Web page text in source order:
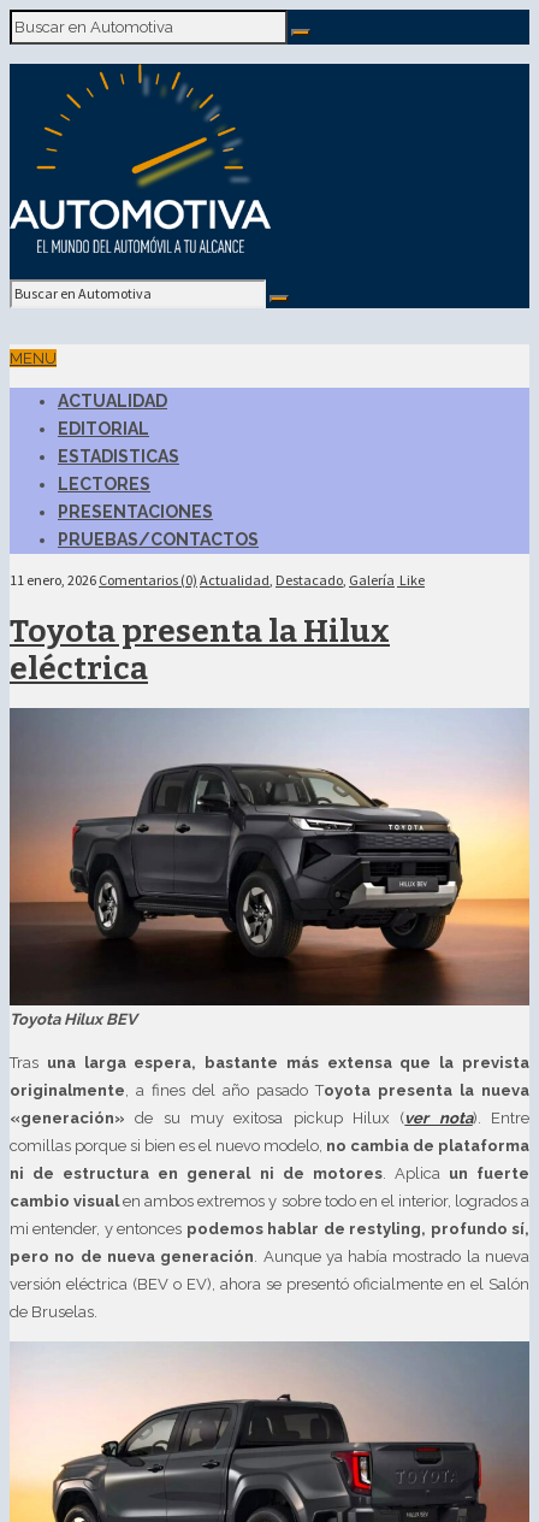
MENU
ACTUALIDAD
EDITORIAL
ESTADISTICAS
LECTORES
PRESENTACIONES
PRUEBAS/CONTACTOS
11 enero, 2026 Comentarios (0) Actualidad, Destacado, Galería Like
Toyota presenta la Hilux
eléctrica
Toyota Hilux BEV
Tras una larga espera, bastante más extensa que la prevista
originalmente , a fines del año pasado Toyota presenta la nueva
«generación» de su muy exitosa pickup Hilux (ver nota). Entre
comillas porque si bien es el nuevo modelo, no cambia de plataforma
ni de estructura en general ni de motores. Aplica un fuerte
cambio visualen ambos extremos y sobre todo en el interior, logrados a
mi entender, y entonces podemos hablar de restyling, profundo sí,
pero no de nueva generación . Aunque ya había mostrado la nueva
versión eléctrica (BEV o EV), ahora se presentó oficialmente en el Salón
de Bruselas.